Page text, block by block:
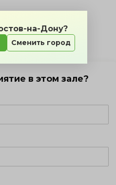
на-Дону?
Сменить город
в этом зале?